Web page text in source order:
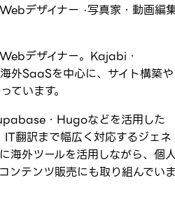
デザイナー ·写真家・動画編
デザイナー。Kajabi・
SaaSを中心に、サイト構築や
ています。
・Hugoなどを活用した
翻訳まで幅広く対応するジェネ
海外ツールを活用しながら、個
ンテンツ販売にも取り組んでい